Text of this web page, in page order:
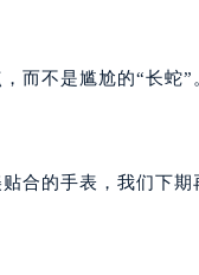
服务中心（需提前预
法穆兰售后服务中心
中心（需提前预约）
中心（需提前预约）
中心（需提前预约）
而不是尴尬的“长蛇
合的手表，我们下期